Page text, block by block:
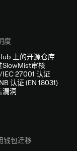
度
上的开源仓库
SlowMist审核
IEC 27001 认证
认证 (EN 18031)
漏洞
钱包迁移